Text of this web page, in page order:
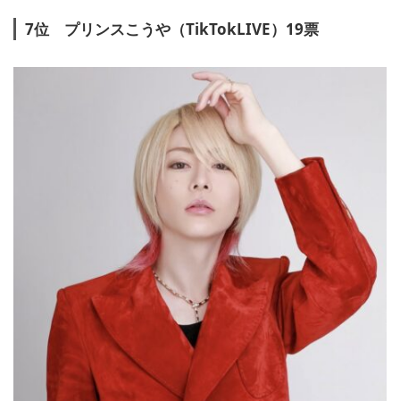
7位 プリンスこうや（TikTokLIVE）19票